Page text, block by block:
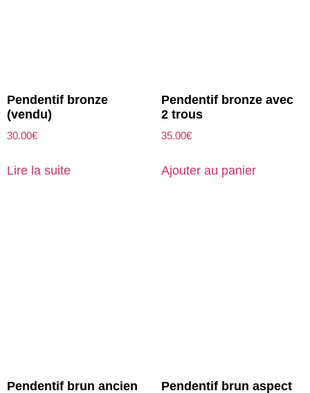
Pendentif bronze
(vendu)
30.00€
Lire la suite
Pendentif bronze avec
2 trous
35.00€
Ajouter au panier
Pendentif brun ancien
Pendentif brun aspect